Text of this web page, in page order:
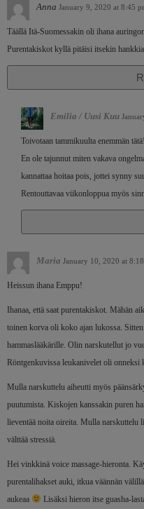
Anna January 9, 2020 at 8:45
Täällä Itä-Suomessakin oli ihana
Purentakiskot kyllä pitäisi itsekin
Emilia / Uusi Kuu
Toivotaan tammikuulta enemmän tätä!
En ole tajunnut miten vakava
kannattaa hoitaa pois, jottei synny
Rentouttavaa viikonloppua myös
Maria January 10, 2020 at
Heissun ihana Emppu!
Ihanaa, että saat purentakiskot. Mähän
toinen korva oli koko ajan lukossa.
hammaslääkärille. Olin narskutellut jo
Röntgenkuvissa leukanivelet oli onneksi
Mulla narskuttelu aiheutti myös
puutumista. Kiskojen kanssakin puren
lieventää noita oireita. Mulla narskuttelu
välttää stressiä.
Hei vinkkinä voice massage-hieronta.
purentalihakset auki, itkua väännän
aukeaa
Lisäksi hieron itse guasha-